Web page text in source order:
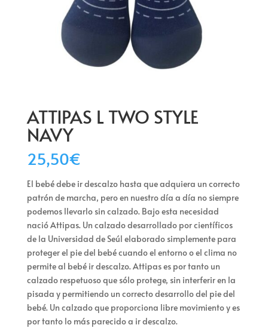
ATTIPAS L TWO STYLE
NAVY
25,50€
El bebé debe ir descalzo hasta que adquiera un correcto
patrón de marcha, pero en nuestro día a día no siempre
podemos llevarlo sin calzado. Bajo esta necesidad
nació Attipas. Un calzado desarrollado por científicos
de la Universidad de Seúl elaborado simplemente para
proteger el pie del bebé cuando el entorno o el clima no
permite al bebé ir descalzo. Attipas es por tanto un
calzado respetuoso que sólo protege, sin interferir en la
pisada y permitiendo un correcto desarrollo del pie del
bebé. Un calzado que proporciona libre movimiento y es
por tanto lo más parecido a ir descalzo.